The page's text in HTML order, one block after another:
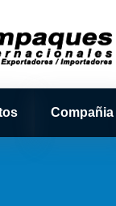
Compañia